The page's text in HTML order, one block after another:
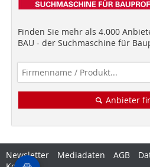
Finden Sie mehr als 4.000
BAU - der Suchmaschine für
Anbieter
Newsletter Mediadaten AGB